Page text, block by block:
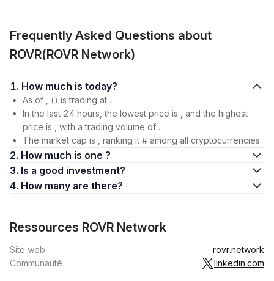
Frequently Asked Questions about
ROVR(ROVR Network)
1. How much is today?
As of , () is trading at .
In the last 24 hours, the lowest price is , and the highest
price is , with a trading volume of .
The market cap is , ranking it # among all cryptocurrencies.
2. How much is one ?
3. Is a good investment?
4. How many are there?
Ressources ROVR Network
Site web
rovr.network
Communauté
linkedin.com